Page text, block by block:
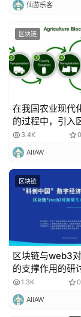
仙游乐客
区块链
在我国农业现代
的过程中，引入
先进的技术也恰
3.4K 0
AIIAW
区块链
区块链与web3
的支撑作用的研
办1.3K 0
AIIAW